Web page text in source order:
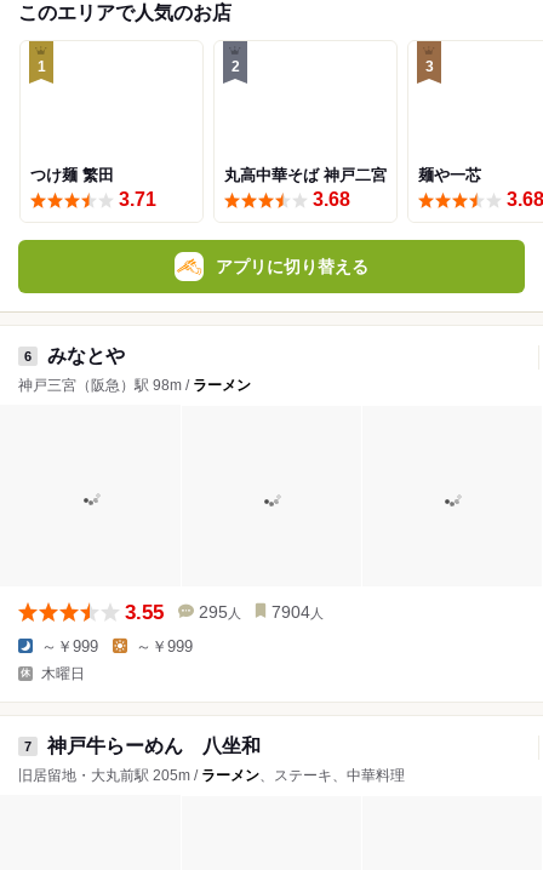
このエリアで人気のお店
1
つけ麺 繁田
3.71
2
丸高中華そば 神戸二宮
3.68
3
麺や一芯
3.68
アプリに切り替える
6 みなとや
神戸三宮（阪急）駅 98m / ラーメン
3.55 295 人 7904 人
～￥999 ～￥999
木曜日
7 神戸牛らーめん 八坐和
旧居留地・大丸前駅 205m / ラーメン、ステーキ、中華料理